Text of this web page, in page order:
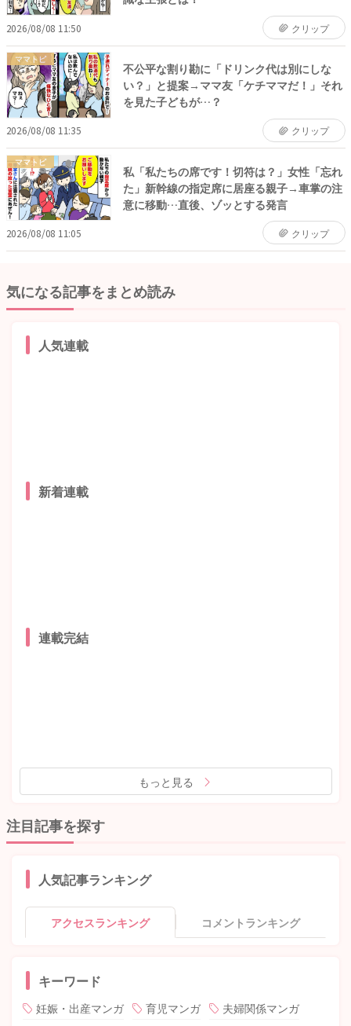
2026/08/08 11:50 クリップ
ママトピ
不公平な割り勘に「ドリンク代は別にしな
い？」と提案→ママ友「ケチママだ！」それ
を見た子どもが…？
2026/08/08 11:35 クリップ
ママトピ
私「私たちの席です！切符は？」女性「忘れ
た」新幹線の指定席に居座る親子→車掌の注
意に移動…直後、ゾッとする発言
2026/08/08 11:05 クリップ
気になる記事をまとめ読み
人気連載
新着連載
連載完結
もっと見る
注目記事を探す
人気記事ランキング
アクセスランキング コメントランキング
キーワード
妊娠・出産マンガ 育児マンガ
夫婦関係マンガ